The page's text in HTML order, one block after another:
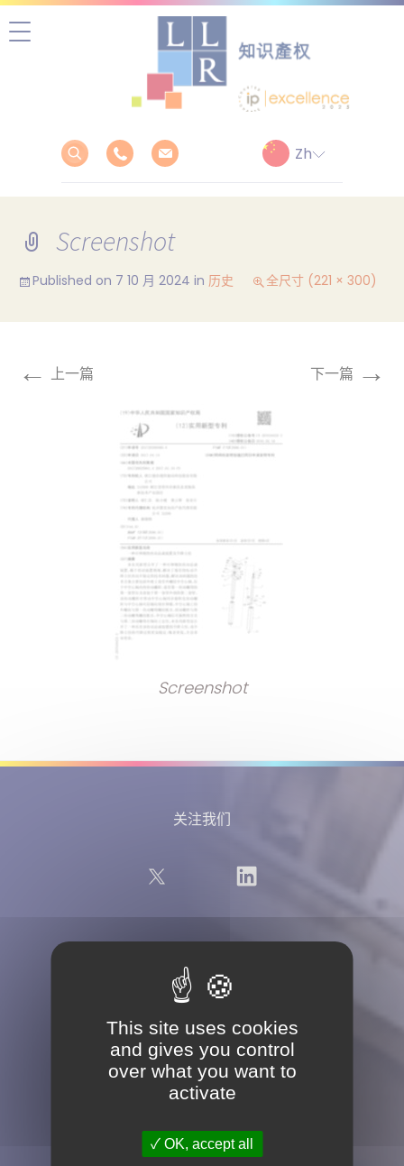
Screenshot
Published on 7 10 月 2024 in 历史 全尺寸 (221 × 300)
← 上一篇 下一篇 →
Screenshot
Chinepi博客的最新10篇文章
Tous nos bureaux – CN
专业服务
商标
关注我们
This site uses cookies
and gives you control
over what you want to
activate
OK, accept all